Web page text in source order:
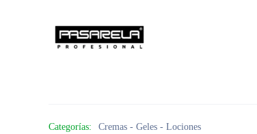
Categorías:
Cremas - Geles - Lociones